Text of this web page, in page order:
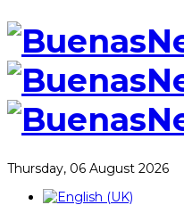
Thursday, 06 August 2026